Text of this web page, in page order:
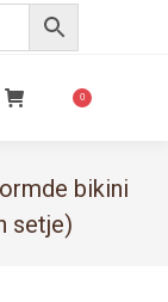
0
bikini
setje)